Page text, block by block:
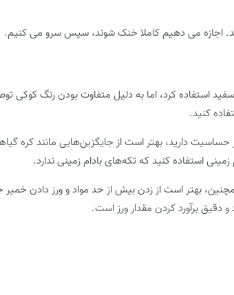
استفاده کرد، اما به دلیل متفاوت بودن رنگ کوکی
کنید.
دارید، بهتر است از جایگزین‌هایی مانند کره
استفاده کنید که تکه‌های بادام زمینی ندارد.
بهتر است از زدن بیش از حد مواد و ورز دادن خمیر
دقیق برآورد کردن مقدار ورز است.